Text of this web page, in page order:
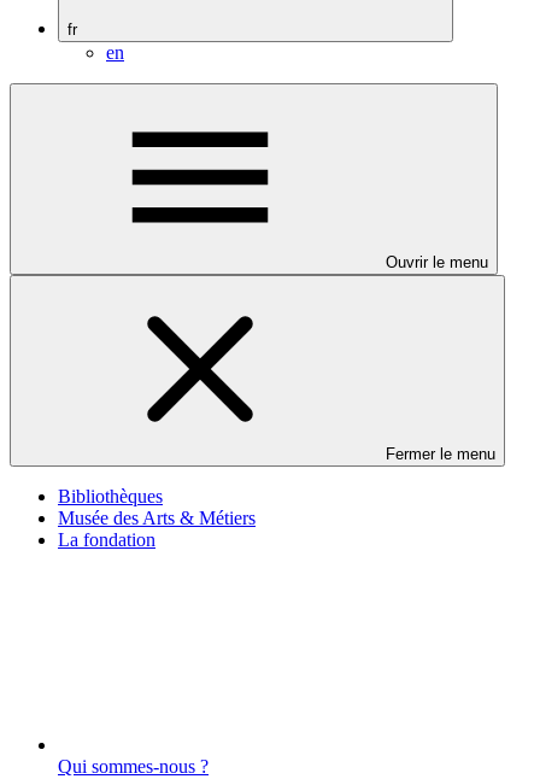
fr
en
Ouvrir le menu
Fermer le menu
Bibliothèques
Musée des Arts & Métiers
La fondation
Qui sommes-nous ?